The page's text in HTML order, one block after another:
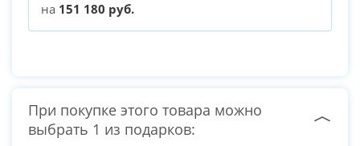
на 151 180 руб.
При покупке этого товара можно
выбрать 1 из подарков: